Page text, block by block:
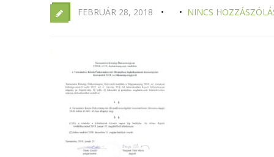
FEBRUÁR 28, 2018 NINCS